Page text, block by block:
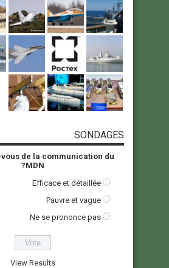
SONDAGES
de la communication du
MDN?
Efficace et détaillée
Pauvre et vague
Ne se prononce pas
View Results